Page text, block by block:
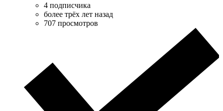
4 подписчика
более трёх лет назад
707 просмотров